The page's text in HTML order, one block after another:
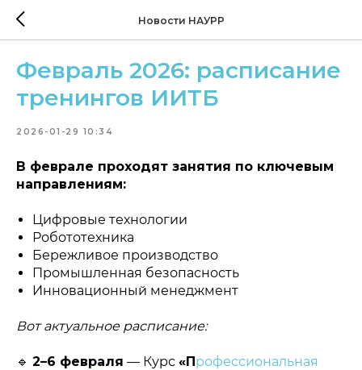
Новости НАУРР
Февраль 2026: расписание
тренингов ИИТБ
2026-01-29 10:34
В феврале проходят занятия по ключевым
направлениям:
Цифровые технологии
Робототехника
Бережливое производство
Промышленная безопасность
Инновационный менеджмент
Вот актуальное расписание:
🔹 2–6 февраля — Курс «Профессиональная